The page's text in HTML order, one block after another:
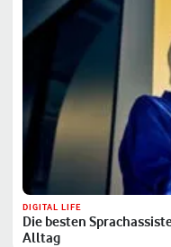
DIGITAL LIFE
Die besten
Alltag